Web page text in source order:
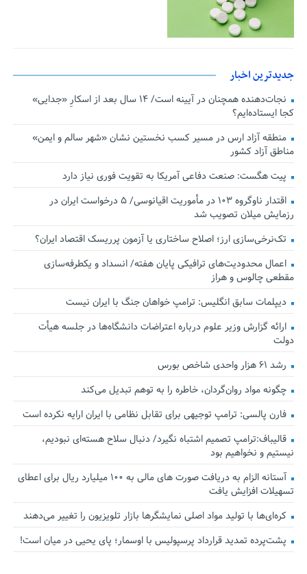
جدیدترین اخبار
نجات‌دهنده‌ همچنان در آیینه است/ ۱۴ سال بعد از اسکارِ «جدایی»
کجا ایستاده‌ایم؟
منطقه آزاد ارس در مسیر کسب نخستین نشان «شهر سالم و ایمن»
مناطق آزاد کشور
پیت هگست: صنعت دفاعی آمریکا به تقویت فوری نیاز دارد
اقتدار ناوگروه ۱۰۳ در مأموریت‌ اقیانوسی/ ۵ درخواست ایران در
رزمایش میلان تصویب شد
تک‌نرخی‌سازی ارز؛ اصلاح ساختاری یا آزمون پرریسک اقتصاد ایران؟
اعمال محدودیت‌های ترافیکی پایان هفته/ انسداد و یکطرفه‌سازی
مقطعی چالوس و هراز
دیپلمات سابق انگلیس:‌ ترامپ خواهان جنگ با ایران نیست
ارائه گزارش وزیر علوم درباره اعتراضات دانشگاه‌ها در جلسه هیأت
دولت
رشد ۶۱ هزار واحدی شاخص بورس
چگونه مواد روان‌گردان، خاطره را به توهم تبدیل می‌کند
فارن پالسی: ترامپ توجیهی برای تقابل نظامی با ایران ارایه نکرده است
قالیباف:ترامپ تصمیم اشتباه نگیرد/ دنبال سلاح هسته‌ای نبودیم،
نیستیم و نخواهیم بود
آستانه الزام به دریافت صورت های مالی به ۱۰۰ میلیارد ریال برای اعطای
تسهیلات افزایش یافت
کره‌ای‌ها با تولید مواد اصلی نمایشگرها بازار تلویزیون را تغییر می‌دهند
پشت‌پرده تمدید قرارداد پرسپولیس با اوسمار؛ پای یحیی در میان است!